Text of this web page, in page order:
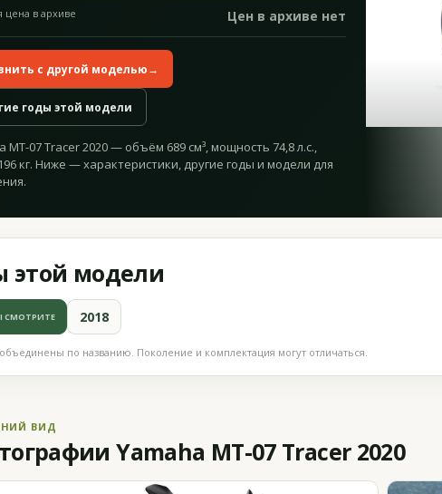
цена в архиве Цен в архиве нет
с другой моделью→
годы этой модели
MT-07 Tracer 2020 — объём 689 см³, мощность 74,8 л.с.,
кг. Ниже — характеристики, другие годы и модели для
этой модели
СМОТРИТЕ 2018
по названию. Поколение и комплектация могут отличаться.
ВИД
Yamaha MT-07 Tracer 2020